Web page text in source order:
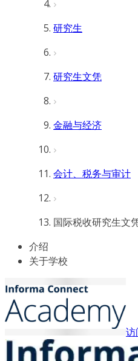
研究生
研究生文凭
金融与经济
会计、税务与审计
国际税收研究生文
介绍
关于学校
访